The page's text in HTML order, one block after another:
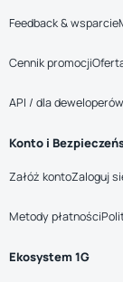
Feedback & wsparcie
Cennik promocji
API / dla deweloperów
Konto i
Załóż kontoZaloguj
Metody płatności
Ekosystem 1G